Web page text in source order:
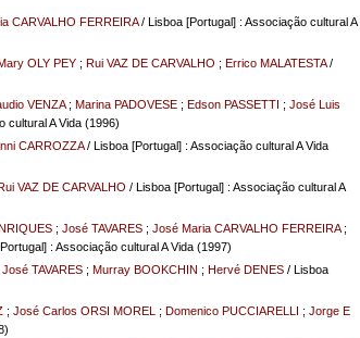
CARVALHO FERREIRA/ Lisboa [Portugal] : Associação cultural A
OLY PEY; Rui VAZ DE CARVALHO ; Errico MALATESTA/
VENZA; Marina PADOVESE; Edson PASSETTI ; José Luis
cultural A Vida (1996)
CARROZZA/ Lisboa [Portugal] : Associação cultural A Vida
VAZ DE CARVALHO / Lisboa [Portugal] : Associação cultural A
; José TAVARES; José Maria CARVALHO FERREIRA;
: Associação cultural A Vida (1997)
José TAVARES; Murray BOOKCHIN ; Hervé DENES/ Lisboa
; José Carlos ORSI MOREL ; Domenico PUCCIARELLI ; Jorge E